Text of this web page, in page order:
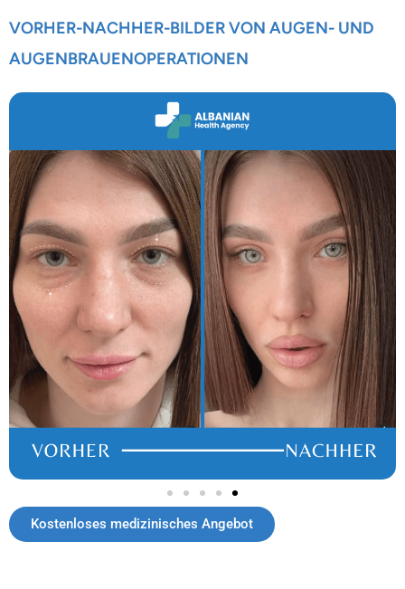
VORHER-NACHHER-BILDER VON AUGEN- UND
AUGENBRAUENOPERATIONEN
Kostenloses medizinisches Angebot